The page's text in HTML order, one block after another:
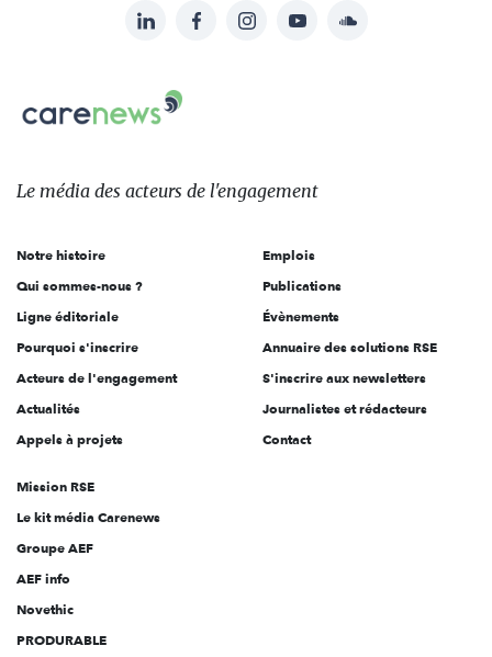
sur:
LinkedInFacebookInstagramYouTubeSoundcloud
Le
des
l'engagement
Le média des acteurs de l'engagement
Notre histoire
Qui sommes-nous ?
Ligne éditoriale
Pourquoi s'inscrire
Acteurs de l'engagement
Actualités
Appels à projets
Emplois
Publications
Évènements
Annuaire des solutions RSE
S'inscrire aux newsletters
Journalistes et rédacteurs
Contact
Mission RSE
Le kit média Carenews
Groupe AEF
AEF info
Novethic
PRODURABLE